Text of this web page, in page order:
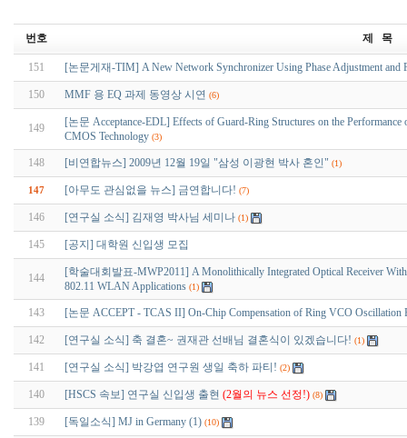
번호 제 목
151 [논문게재-TIM] A New Network Synchronizer Using Phase Adjustment and
150 MMF 용 EQ 과제 동영상 시연 (6)
149
[논문 Acceptance-EDL] Effects of Guard-Ring Structures on the Performance
CMOS Technology (3)
148 [비연합뉴스] 2009년 12월 19일 "삼성 이광현 박사 혼인" (1)
147 [아무도 관심없을 뉴스] 금연합니다! (7)
146 [연구실 소식] 김재영 박사님 세미나 (1)
145 [공지] 대학원 신입생 모집
144
[학술대회발표-MWP2011] A Monolithically Integrated Optical Receiver
802.11 WLAN Applications (1)
143 [논문 ACCEPT - TCAS II] On-Chip Compensation of Ring VCO Oscillation
142 [연구실 소식] 축 결혼~ 권재관 선배님 결혼식이 있겠습니다! (1)
141 [연구실 소식] 박강엽 연구원 생일 축하 파티! (2)
140 [HSCS 속보] 연구실 신입생 출현 (2월의 뉴스 선정!) (8)
139 [독일소식] MJ in Germany (1) (10)